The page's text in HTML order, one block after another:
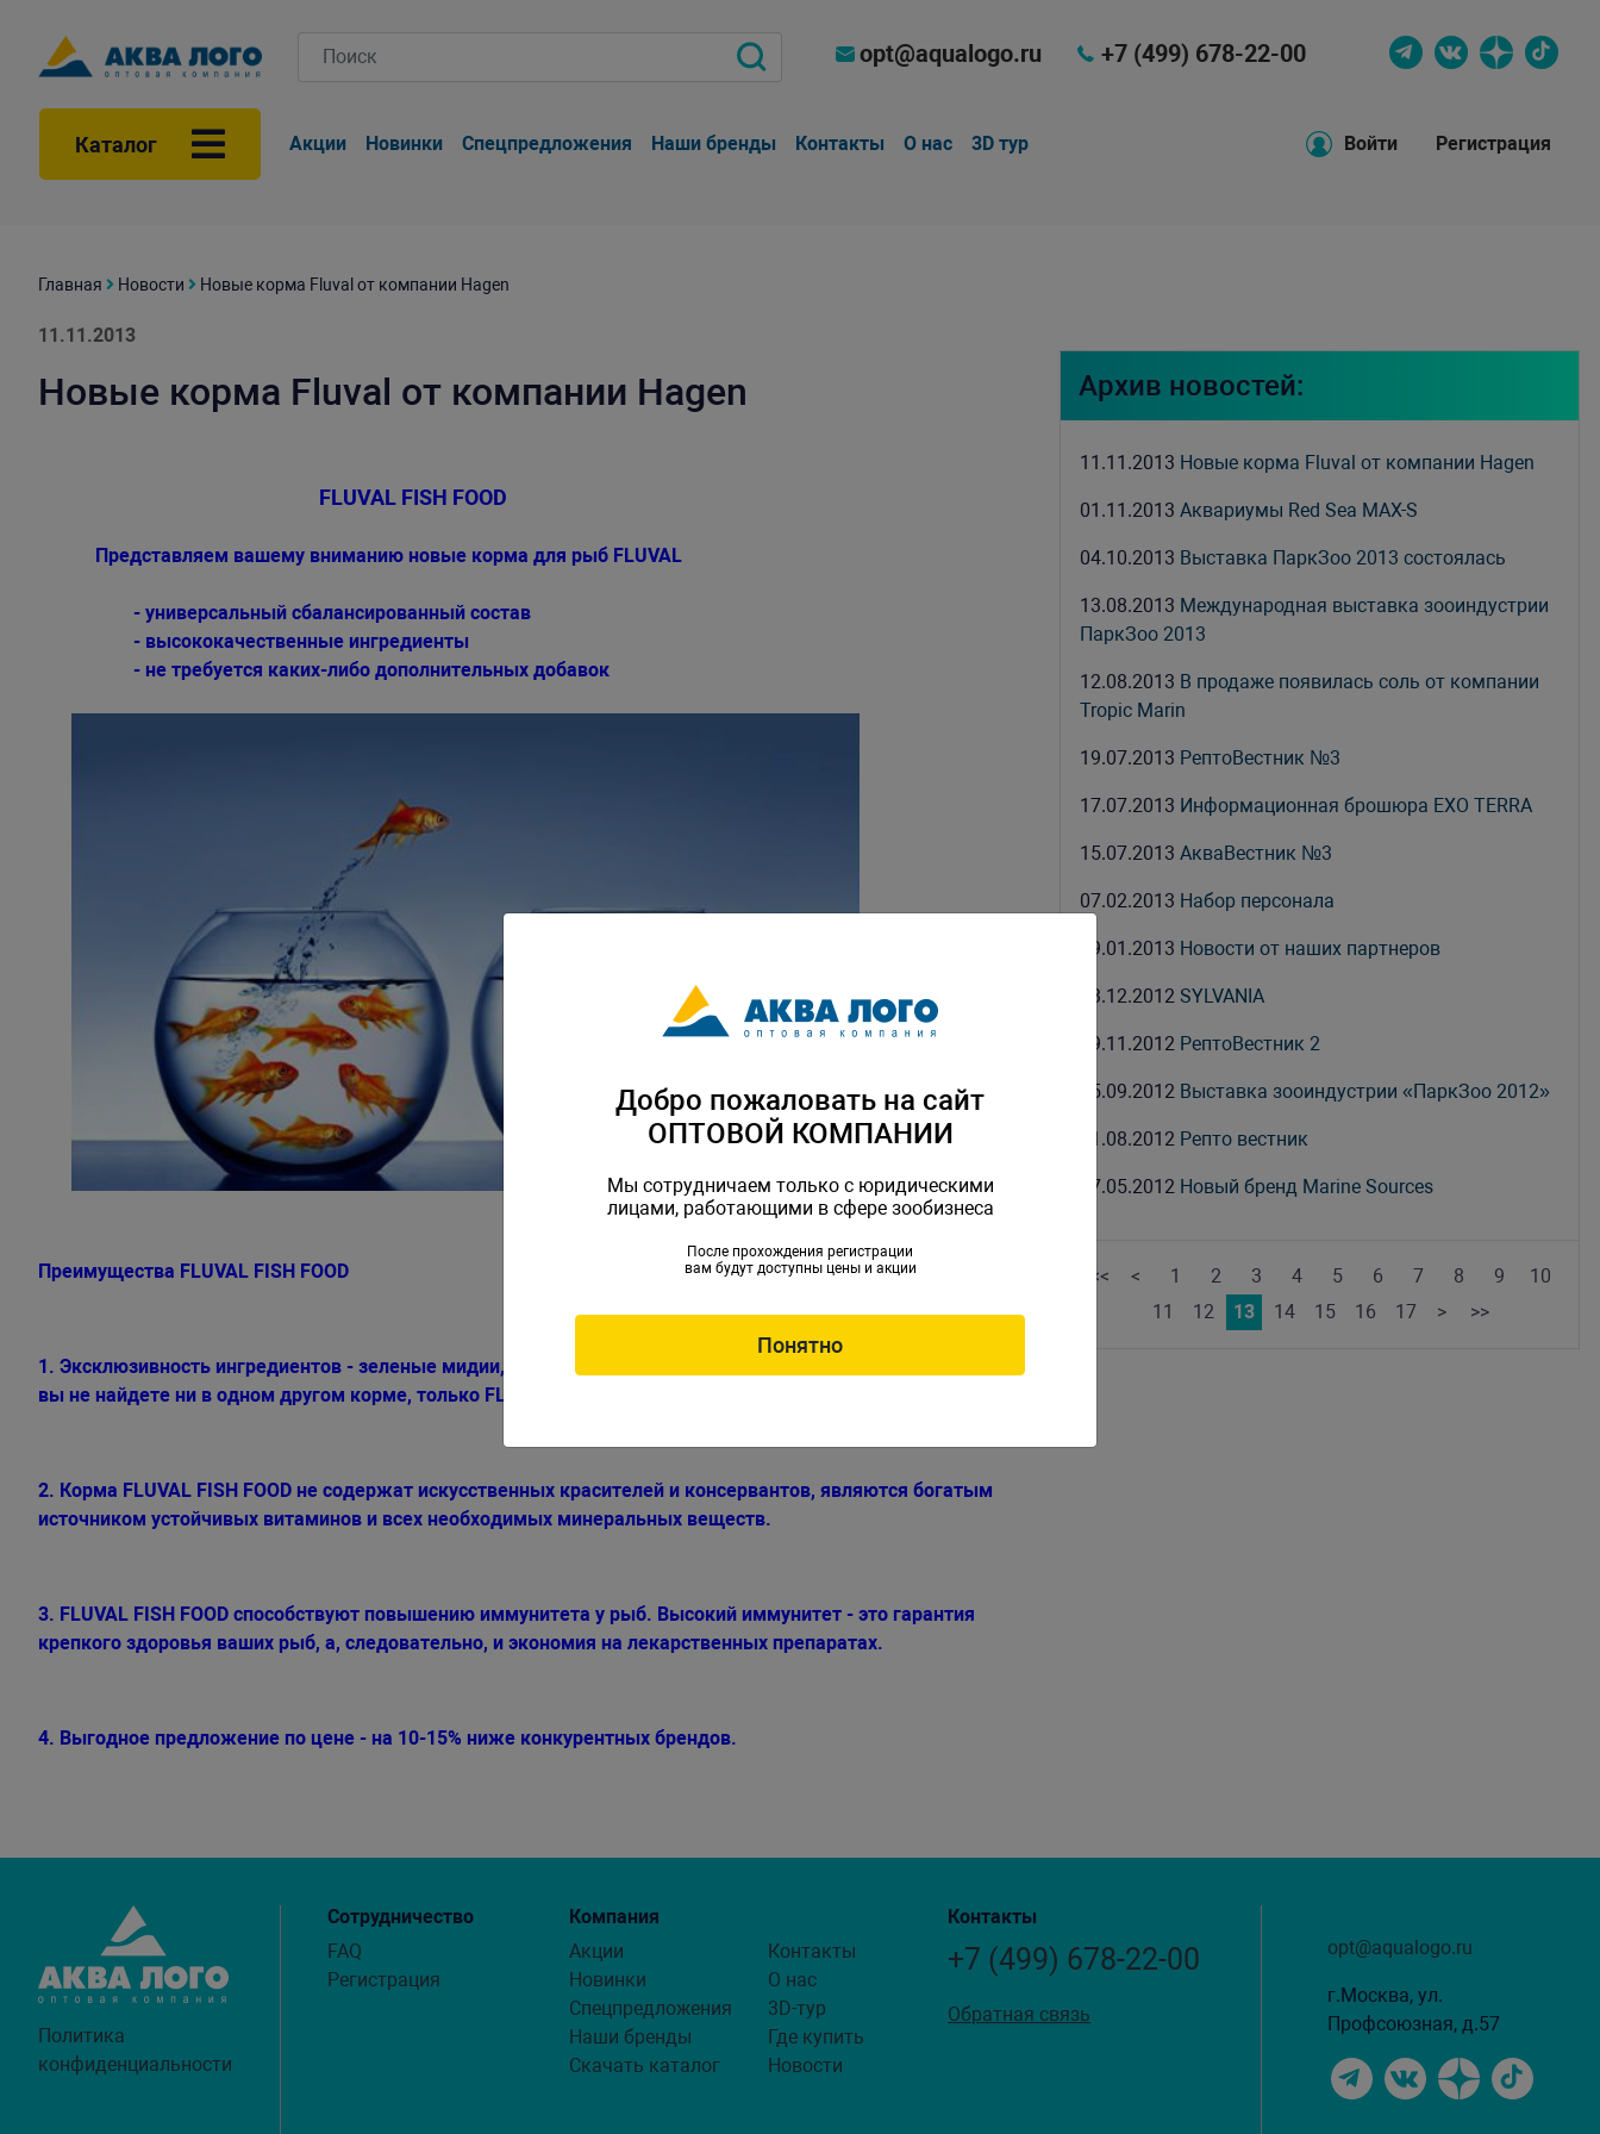
opt@aqualogo.ru +7 (499) 678-22-00
Каталог Акции Новинки Спецпредложения Наши бренды Контакты О нас 3D тур Войти Регистрация
Главная Новости Новые корма Fluval от компании Hagen
11.11.2013
Новые корма Fluval от компании Hagen
FLUVAL FISH FOOD
Представляем вашему вниманию новые корма для рыб FLUVAL
- универсальный сбалансированный состав
- высококачественные ингредиенты
- не требуется каких-либо дополнительных добавок
Преимущества FLUVAL FISH FOOD
1. Эксклюзивность ингредиентов - зеленые мидии, земляной червь, атлантическая сельдь и лососевый жир
вы не найдете ни в одном другом корме, только FLUVAL FISH FOOD.
2. Корма FLUVAL FISH FOOD не содержат искусственных красителей и консервантов, являются богатым
источником устойчивых витаминов и всех необходимых минеральных веществ.
3. FLUVAL FISH FOOD способствуют повышению иммунитета у рыб. Высокий иммунитет - это гарантия
крепкого здоровья ваших рыб, а, следовательно, и экономия на лекарственных препаратах.
4. Выгодное предложение по цене - на 10-15% ниже конкурентных брендов.
Архив новостей:
11.11.2013 Новые корма Fluval от компании Hagen
01.11.2013Аквариумы Red Sea MAX-S
04.10.2013 Выставка ПаркЗоо 2013 состоялась
13.08.2013 Международная выставка зооиндустрии
ПаркЗоо 2013
12.08.2013 В продаже появилась соль от компании
Tropic Marin
19.07.2013 РептоВестник №3
17.07.2013 Информационная брошюра EXO TERRA
15.07.2013АкваВестник №3
07.02.2013 Набор персонала
29.01.2013 Новости от наших партнеров
03.12.2012SYLVANIA
09.11.2012 РептоВестник 2
05.09.2012 Выставка зооиндустрии «ПаркЗоо 2012»
31.08.2012 Репто вестник
17.05.2012 Новый бренд Marine Sources
<< < 1 2 3 4 5 6 7 8 9
10
11
12 13 14 15 16 17 > >>
Политика
конфиденциальности
Сотрудничество
FAQ
Регистрация
Компания
Акции
Новинки
Спецпредложения
Наши бренды
Скачать каталог
Контакты
О нас
3D-тур
Где купить
Новости
Контакты
+7 (499) 678-22-00
Обратная связь
opt@aqualogo.ru
г.Москва, ул.
Профсоюзная, д.57
Добро пожаловать на сайт
ОПТОВОЙ КОМПАНИИ
Мы сотрудничаем только с юридическими
лицами, работающими в сфере зообизнеса
После прохождения регистрации
вам будут доступны цены и акции
Понятно